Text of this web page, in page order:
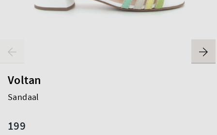
Voltan
Sandaal
199